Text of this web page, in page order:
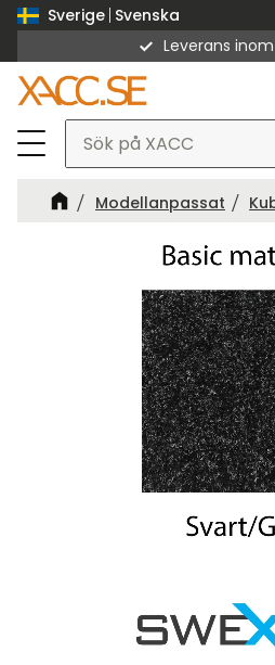
Sverige Svenska
Leverans
Modellanpassat